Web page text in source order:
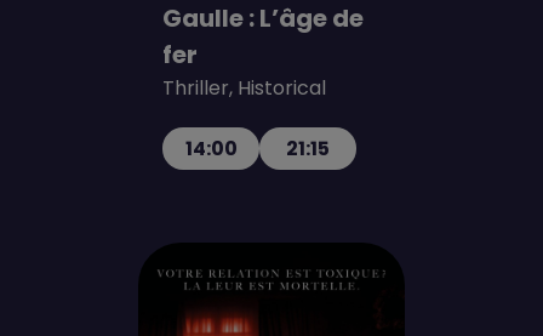
Gaulle : L’âge de
fer
Thriller, Historical
14:00 21:15